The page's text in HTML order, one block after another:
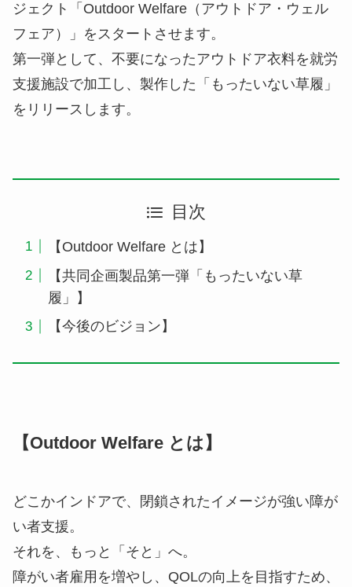
ジェクト「Outdoor Welfare（アウトドア・ウェル
フェア）」をスタートさせます。
第一弾として、不要になったアウトドア衣料を就労
支援施設で加工し、製作した「もったいない草履」
をリリースします。
目次
【Outdoor Welfare とは】
【共同企画製品第一弾「もったいない草
履」】
【今後のビジョン】
【Outdoor Welfare とは】
どこかインドアで、閉鎖されたイメージが強い障が
い者支援。
それを、もっと「そと」へ。
障がい者雇用を増やし、QOLの向上を目指すため、